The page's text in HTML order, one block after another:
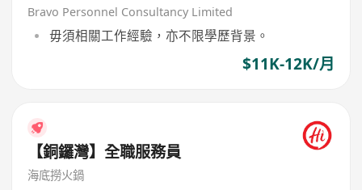
Bravo Personnel Consultancy Limited
毋須相關工作經驗，亦不限學歷背景。
$11K-12K/月
【銅鑼灣】全職服務員
海底撈火鍋